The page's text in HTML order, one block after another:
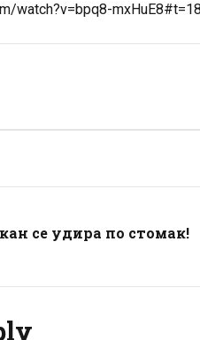
watch?v=bpq8-mxHuE8#t=18
се удира по стомак!